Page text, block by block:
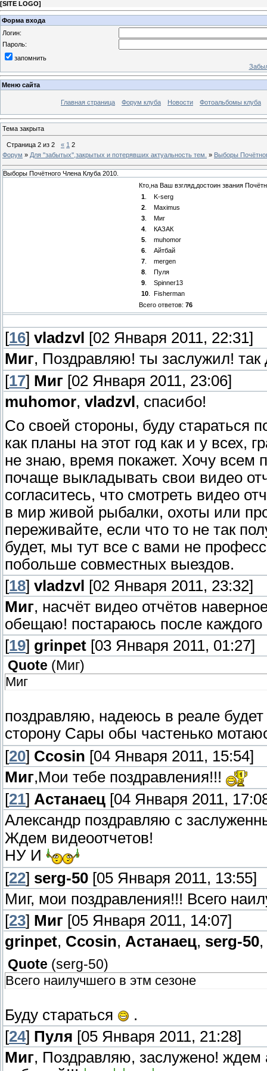
[SITE LOGO]
Форма входа
Логин:
Пароль:
запомнить
Меню сайта
Главная страница Форум клуба Новости Фотоальбомы клуба
Тема закрыта
Страница 2 из 2 « 1 2
Форум » Для ''забытых'',закрытых и потерявших актуальность тем. » Выборы
Выборы Почётного Члена Клуба 2010.
Кто,на Ваш взгляд,достоин звания
1
K-serg
2
Maximus
3
Миг
4
КАЗАК
5
muhomor
6
Айтбай
7
mergen
8
Пуля
9
Spinner13
10
Fisherman
Всего ответов: 76
[16] vladzvl
[02 Января 2011, 22:31]
Миг, Поздравляю! ты заслужил!
[17] Миг [02 Января 2011, 23:06]
muhomor, vladzvl , спасибо!
Со своей стороны, буду стараться
как планы на этот год как и у всех,
не знаю, время покажет. Хочу всем
почаще выкладывать свои видео
согласитесь, что смотреть видео
в мир живой рыбалки, охоты или
переживайте, если что то не так
будет, мы тут все с вами не
побольше совместных выездов.
[18] vladzvl
[02 Января 2011, 23:32]
Миг, насчёт видео отчётов
обещаю! постараюсь после
[19] grinpet [03 Января 2011, 01:27]
Quote (Миг)
Миг
поздравляю, надеюсь в реале
сторону Сары обы частенько
[20] Ccosin [04 Января 2011, 15:54]
Миг,Мои тебе поздравления!!!
[21] Астанаец [04 Января 2011,
Александр поздравляю с
Ждем видеоотчетов!
НУ И
[22] serg-50 [05 Января 2011, 13:55]
Миг, мои поздравления!!! Всего
[23] Миг [05 Января 2011, 14:07]
grinpet, Ccosin, Астанаец, serg-50
Quote (serg-50)
Всего наилучшего в этм сезоне
Буду стараться
.
[24] Пуля [05 Января 2011, 21:28]
Миг, Поздравляю, заслужено! ждем